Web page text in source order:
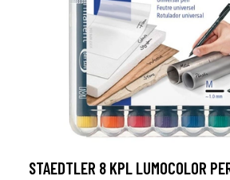
STAEDTLER 8 KPL LUMOCOLOR